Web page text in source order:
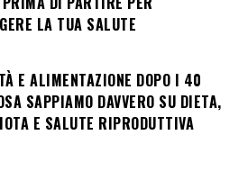
LA TUA SALUTE
E ALIMENTAZIONE DOPO I 40
SAPPIAMO DAVVERO SU DIETA,
E SALUTE RIPRODUTTIVA